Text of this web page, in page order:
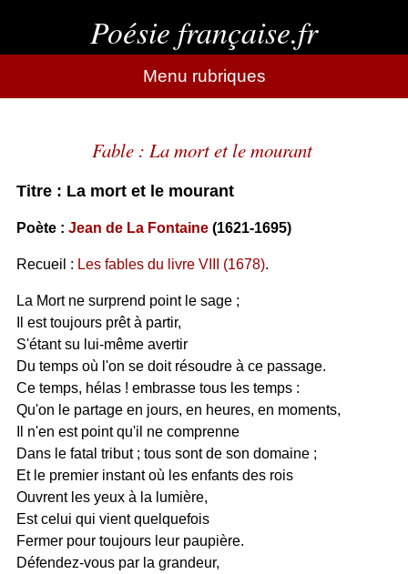
Poésie française.fr
Menu rubriques
Fable : La mort et le mourant
Titre : La mort et le mourant
Poète : Jean de La Fontaine(1621-1695)
Recueil : Les fables du livre VIII (1678).
La Mort ne surprend point le sage ;
Il est toujours prêt à partir,
S'étant su lui-même avertir
Du temps où l'on se doit résoudre à ce passage.
Ce temps, hélas ! embrasse tous les temps :
Qu'on le partage en jours, en heures, en moments,
Il n'en est point qu'il ne comprenne
Dans le fatal tribut ; tous sont de son domaine ;
Et le premier instant où les enfants des rois
Ouvrent les yeux à la lumière,
Est celui qui vient quelquefois
Fermer pour toujours leur paupière.
Défendez-vous par la grandeur,